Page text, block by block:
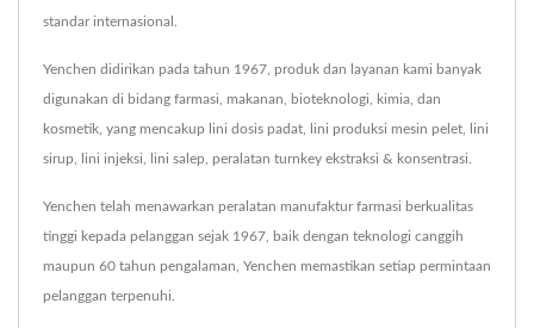
standar internasional.
Yenchen didirikan pada tahun 1967, produk dan layanan kami banyak
digunakan di bidang farmasi, makanan, bioteknologi, kimia, dan
kosmetik, yang mencakup lini dosis padat, lini produksi mesin pelet, lini
sirup, lini injeksi, lini salep, peralatan turnkey ekstraksi & konsentrasi.
Yenchen telah menawarkan peralatan manufaktur farmasi berkualitas
tinggi kepada pelanggan sejak 1967, baik dengan teknologi canggih
maupun 60 tahun pengalaman, Yenchen memastikan setiap permintaan
pelanggan terpenuhi.